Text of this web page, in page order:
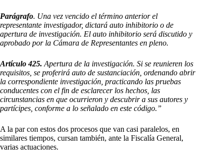
Parágrafo. Una vez vencido el término anterior el
representante investigador, dictará auto inhibitorio o de
apertura de investigación. El auto inhibitorio será discutido y
aprobado por la Cámara de Representantes en pleno.
Artículo 425. Apertura de la investigación. Si se reunieren los
requisitos, se proferirá auto de sustanciación, ordenando abrir
la correspondiente investigación, practicando las pruebas
conducentes con el fin de esclarecer los hechos, las
circunstancias en que ocurrieron y descubrir a sus autores y
partícipes, conforme a lo señalado en este código.”
A la par con estos dos procesos que van casi paralelos, en
similares tiempos, cursan también, ante la Fiscalía General,
varias actuaciones.